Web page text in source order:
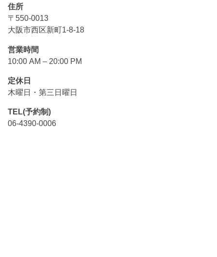
住所
〒550-0013
大阪市西区新町1-8-18
営業時間
10:00 AM – 20:00 PM
定休日
木曜日・第三日曜日
TEL(予約制)
06-4390-0006